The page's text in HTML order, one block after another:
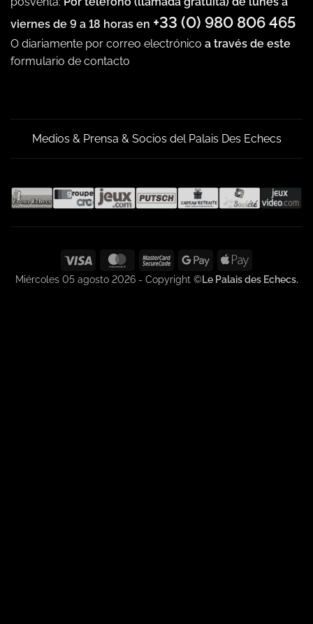
viernes de 9 a 18 horas en +33 (0) 980 806 465
O diariamente por correo electrónico a través de este
formulario de contacto
Medios & Prensa & Socios del Palais Des Echecs
Visa MasterCardMasterCard
2
Google
Pay
Apple
Pay
Miércoles 05 agosto 2026 - Copyright ©Le Palais des Echecs.